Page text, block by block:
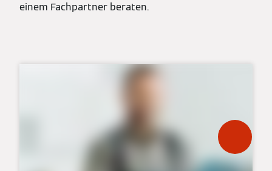
einem Fachpartner beraten.